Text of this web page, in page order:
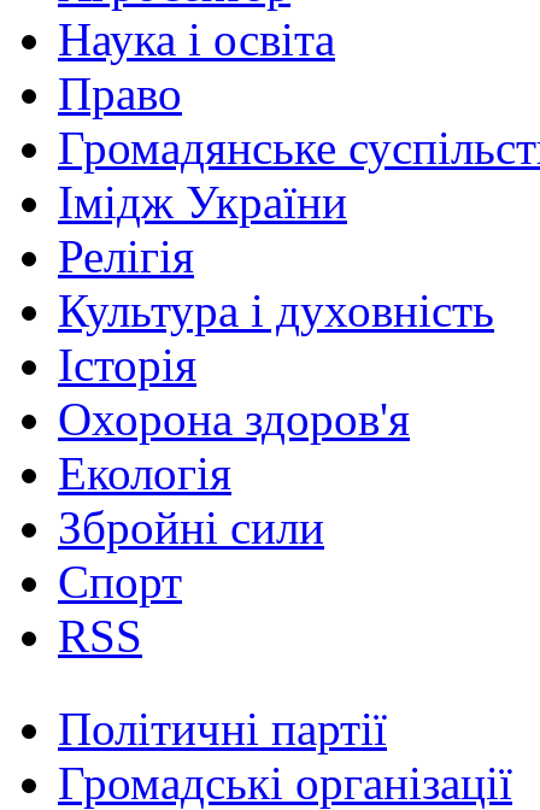
Наука і освіта
Право
Громадянське
Імідж України
Релігія
Культура і духовність
Історія
Охорона здоров'я
Екологія
Збройні сили
Спорт
RSS
Політичні партії
Громадські організації